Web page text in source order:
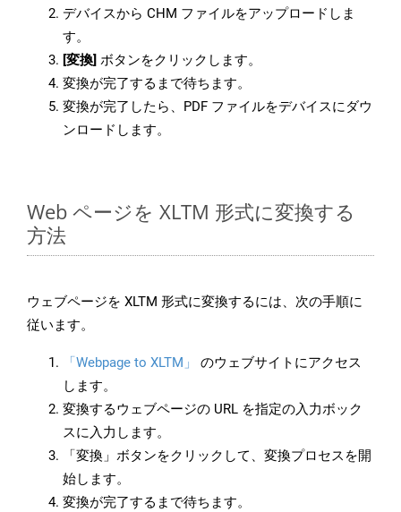
デバイスから CHM ファイルをアップロードしま
す。
[変換] ボタンをクリックします。
変換が完了するまで待ちます。
変換が完了したら、PDF ファイルをデバイスにダウ
ンロードします。
Web ページを XLTM 形式に変換する
方法
ウェブページを XLTM 形式に変換するには、次の手順に
従います。
「Webpage to XLTM」
のウェブサイトにアクセス
します。
変換するウェブページの URL を指定の入力ボック
スに入力します。
「変換」ボタンをクリックして、変換プロセスを開
始します。
変換が完了するまで待ちます。